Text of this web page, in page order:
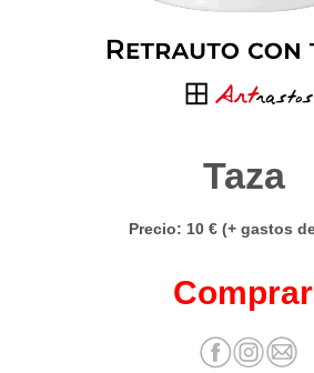
Taza
Precio: 10 € (+ gastos